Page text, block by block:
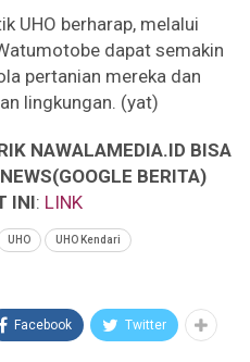
UHO berharap, melalui
dapat semakin
pertanian mereka dan
lingkungan. (yat)
NAWALAMEDIA.ID BISA
BERITA)
INI: LINK
UHO UHO Kendari
Facebook Twitter